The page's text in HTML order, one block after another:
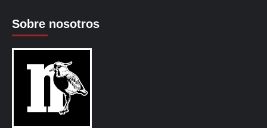
Sobre nosotros